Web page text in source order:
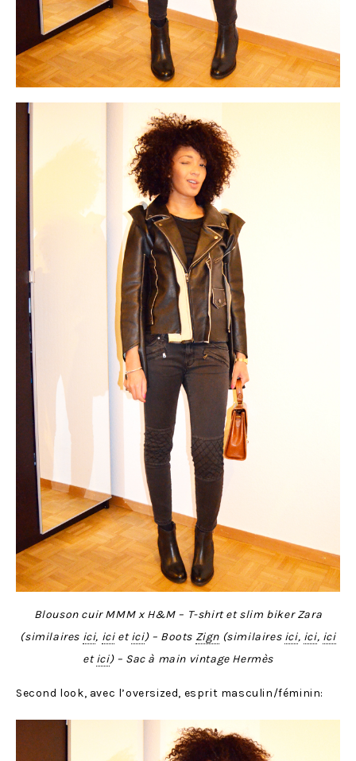
Blouson cuir MMM x H&M – T-shirt et slim biker Zara
(similaires ici, icietici) – Boots Zign (similaires ici, ici, ici
etici) – Sac à main vintage Hermès
Second look, avec l’oversized, esprit masculin/féminin: